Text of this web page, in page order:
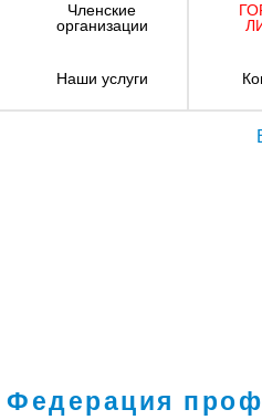
Членские
организации
Наши услуги
Федерация